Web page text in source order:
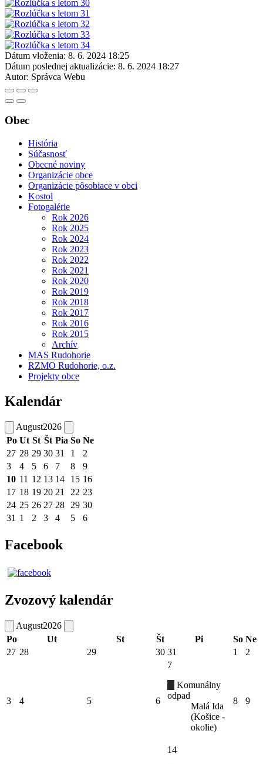
Dátum vloženia: 8. 6. 2024 18:25
Dátum poslednej aktualizácie: 8. 6. 2024 18:27
Autor: Správca Webu
Obec
História
Súčasnosť
Obecné noviny
Organizácie obce
Organizácie pôsobiace v obci
Kostol
Fotogalérie
Rok 2026
Rok 2025
Rok 2024
Rok 2023
Rok 2022
Rok 2021
Rok 2020
Rok 2019
Rok 2018
Rok 2017
Rok 2016
Rok 2015
Archív
MAS Rudohorie
RZMO Rudohorie, o.z.
Projekty obce
Kalendár
August2026
Po Ut St Št Pia So Ne
27 28 29 30 31 1
2
3
4 5 6 7 8
9
10 11 12 13 14 15 16
17 18 19 20 21 22 23
24 25 26 27 28 29 30
31 1 2 3 4 5 6
Facebook
Zvozový kalendár
August2026
Po
Ut St Št Pi So Ne
27 28 29 30 31 1 2
3 4 5 6
7
Komunálny
odpad
Malá Ida
(Košice -
okolie)
8 9
14